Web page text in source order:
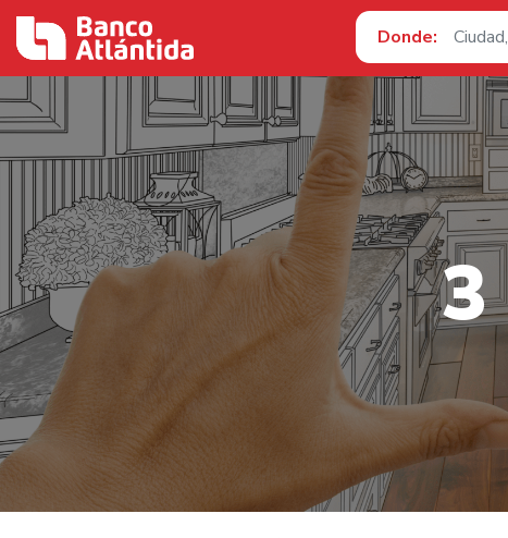
Donde:
3